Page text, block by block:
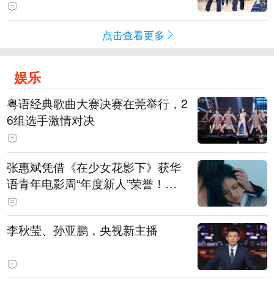
点击查看更多
娱乐
粤语经典歌曲大赛决赛在莞举行，2
6组选手激情对决
张惠斌凭借《在少女花影下》获华
语青年电影周“年度新人”荣誉！该
电影全程在广州取景，采用粤语对
白，主演均为广州本土演员
李秋莹、孙亚鹏，央视新主播